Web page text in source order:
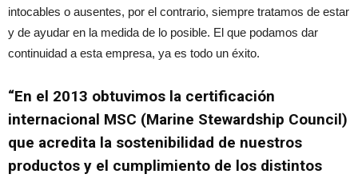
intocables o ausentes, por el contrario, siempre tratamos de estar
y de ayudar en la medida de lo posible. El que podamos dar
continuidad a esta empresa, ya es todo un éxito.
“En el 2013 obtuvimos la certificación
internacional MSC (Marine Stewardship Council)
que acredita la sostenibilidad de nuestros
productos y el cumplimiento de los distintos